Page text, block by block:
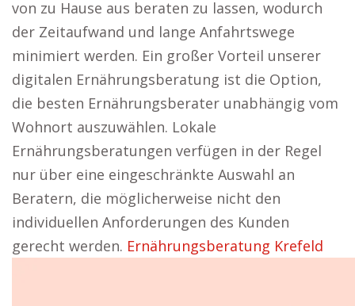
von zu Hause aus beraten zu lassen, wodurch
der Zeitaufwand und lange Anfahrtswege
minimiert werden. Ein großer Vorteil unserer
digitalen Ernährungsberatung ist die Option,
die besten Ernährungsberater unabhängig vom
Wohnort auszuwählen. Lokale
Ernährungsberatungen verfügen in der Regel
nur über eine eingeschränkte Auswahl an
Beratern, die möglicherweise nicht den
individuellen Anforderungen des Kunden
gerecht werden. Ernährungsberatung Krefeld